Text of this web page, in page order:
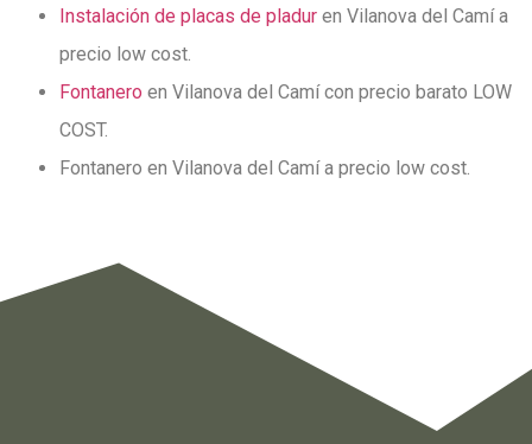
Instalación de placas de pladur en Vilanova del Camí a
precio low cost.
Fontanero en Vilanova del Camí con precio barato LOW
COST.
Fontanero en Vilanova del Camí a precio low cost.